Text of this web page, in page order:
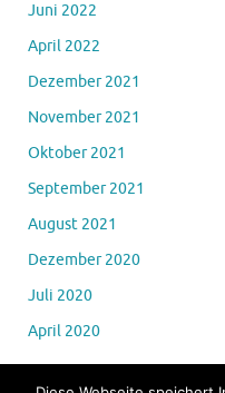
Juni 2022
April 2022
Dezember 2021
November 2021
Oktober 2021
September 2021
August 2021
Dezember 2020
Juli 2020
April 2020